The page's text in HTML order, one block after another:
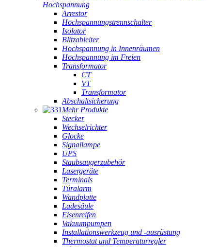
Hochspannung
Arrestor
Hochspannungstrennschalter
Isolator
Blitzableiter
Hochspannung in Innenräumen
Hochspannung im Freien
Transformator
CT
VT
Transformator
Abschaltsicherung
Mehr Produkte
Stecker
Wechselrichter
Glocke
Signallampe
UPS
Staubsaugerzubehör
Lasergeräte
Terminals
Türalarm
Wandplatte
Ladesäule
Eisenreifen
Vakuumpumpen
Installationswerkzeug und -ausrüstung
Thermostat und Temperaturregler